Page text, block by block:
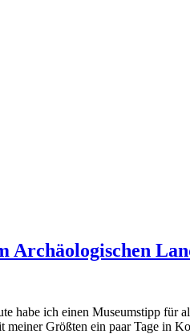
habe ich einen Museumstipp
meiner Größten ein paar Tage in